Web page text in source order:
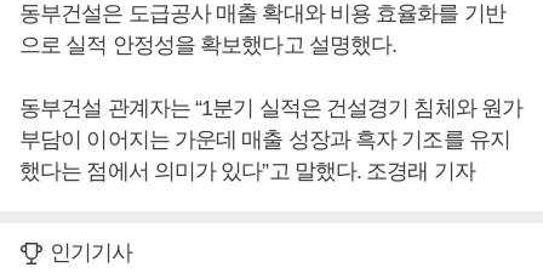
동부건설은 도급공사 매출 확대와 비용 효율화를 기반
으로 실적 안정성을 확보했다고 설명했다.
동부건설 관계자는 “1분기 실적은 건설경기 침체와 원가
부담이 이어지는 가운데 매출 성장과 흑자 기조를 유지
했다는 점에서 의미가 있다”고 말했다. 조경래 기자
인기기사